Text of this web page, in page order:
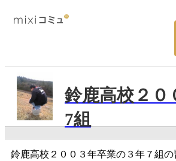
鈴鹿高校２０
7組
鈴鹿高校２００３年卒業の３年７組